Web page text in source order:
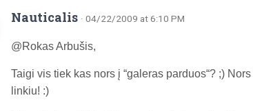
Nauticalis · 04/22/2009 at 6:10 PM
@Rokas Arbušis,
Taigi vis tiek kas nors į “galeras parduos“? ;)
linkiu! :)